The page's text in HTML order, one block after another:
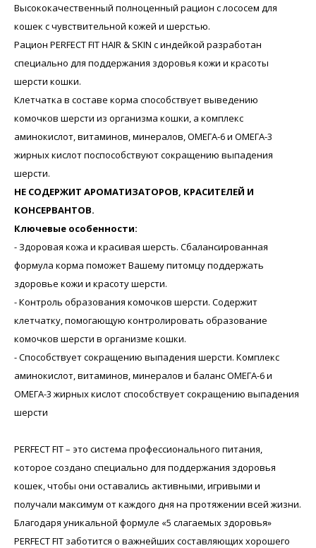
Высококачественный полноценный рацион с лососем для
кошек с чувствительной кожей и шерстью.
Рацион PERFECT FIT HAIR & SKIN с индейкой разработан
специально для поддержания здоровья кожи и красоты
шерсти кошки.
Клетчатка в составе корма способствует выведению
комочков шерсти из организма кошки, а комплекс
аминокислот, витаминов, минералов, ОМЕГА-6 и ОМЕГА-3
жирных кислот поспособствуют сокращению выпадения
шерсти.
НЕ СОДЕРЖИТ АРОМАТИЗАТОРОВ, КРАСИТЕЛЕЙ И
КОНСЕРВАНТОВ.
Ключевые особенности:
- Здоровая кожа и красивая шерсть. Сбалансированная
формула корма поможет Вашему питомцу поддержать
здоровье кожи и красоту шерсти.
- Контроль образования комочков шерсти. Содержит
клетчатку, помогающую контролировать образование
комочков шерсти в организме кошки.
- Способствует сокращению выпадения шерсти. Комплекс
аминокислот, витаминов, минералов и баланс ОМЕГА-6 и
ОМЕГА-3 жирных кислот способствует сокращению выпадения
шерсти
PERFECT FIT – это система профессионального питания,
которое создано специально для поддержания здоровья
кошек, чтобы они оставались активными, игривыми и
получали максимум от каждого дня на протяжении всей жизни.
Благодаря уникальной формуле «5 слагаемых здоровья»
PERFECT FIT заботится о важнейших составляющих хорошего